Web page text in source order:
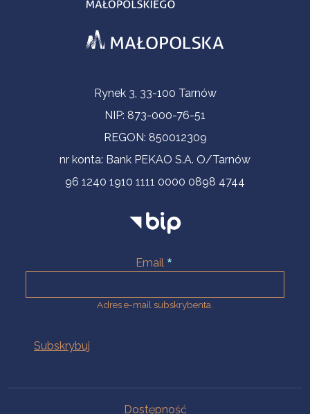
Informacje kontaktoweRynek 3, 33-100 Tarnów
NIP: 873-000-76-51
REGON: 850012309
nr konta: Bank PEKAO S.A. O/Tarnów
96 1240 1910 1111 0000 0898 4744
Email
Adres e-mail subskrybenta.
Dostępność